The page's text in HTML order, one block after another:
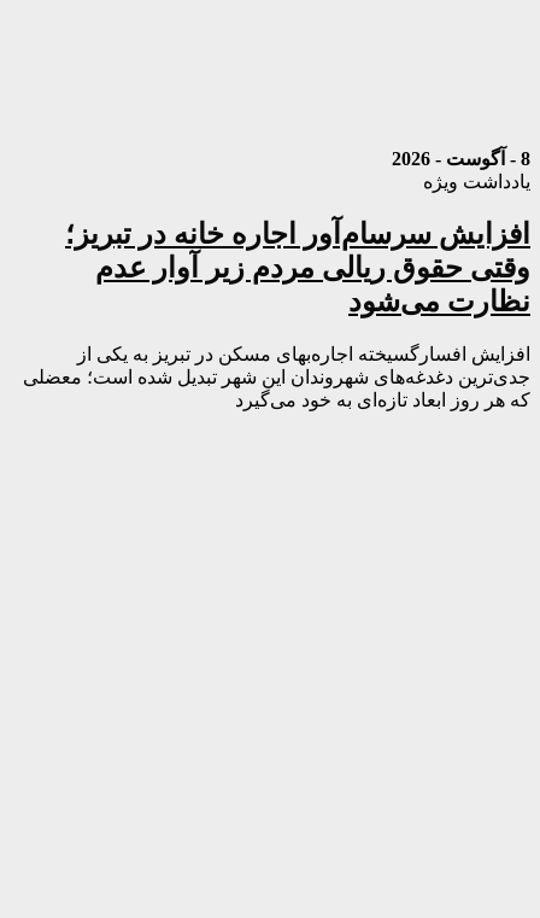
8 - آگوست - 2026
یادداشت ویژه
افزایش سرسام‌آور اجاره خانه در تبریز؛
وقتی حقوق ریالی مردم زیر آوار عدم
نظارت می‌شود
افزایش افسارگسیخته اجاره‌بهای مسکن در تبریز به یکی از
جدی‌ترین دغدغه‌های شهروندان این شهر تبدیل شده است؛ معضلی
که هر روز ابعاد تازه‌ای به خود می‌گیرد